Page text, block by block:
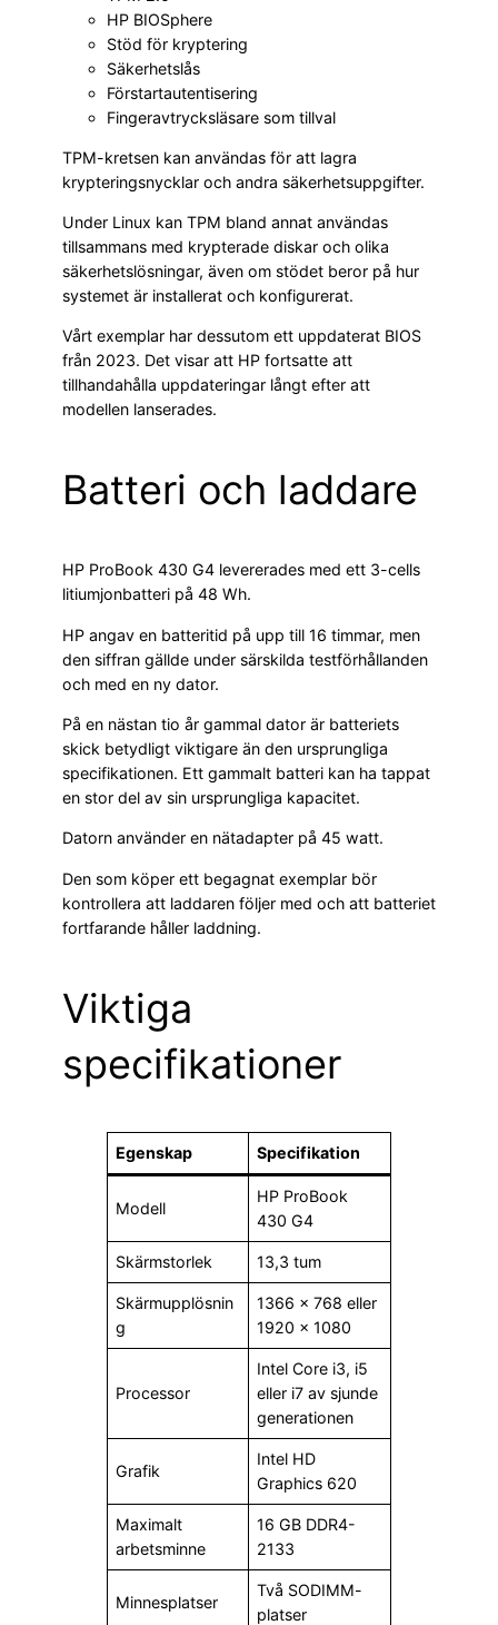
HP BIOSphere
Stöd för kryptering
Säkerhetslås
Förstartautentisering
Fingeravtrycksläsare som tillval
TPM-kretsen kan användas för att lagra
krypteringsnycklar och andra säkerhetsuppgifter.
Under Linux kan TPM bland annat användas
tillsammans med krypterade diskar och olika
säkerhetslösningar, även om stödet beror på hur
systemet är installerat och konfigurerat.
Vårt exemplar har dessutom ett uppdaterat BIOS
från 2023. Det visar att HP fortsatte att
tillhandahålla uppdateringar långt efter att
modellen lanserades.
Batteri och laddare
HP ProBook 430 G4 levererades med ett 3-cells
litiumjonbatteri på 48 Wh.
HP angav en batteritid på upp till 16 timmar, men
den siffran gällde under särskilda testförhållanden
och med en ny dator.
På en nästan tio år gammal dator är batteriets
skick betydligt viktigare än den ursprungliga
specifikationen. Ett gammalt batteri kan ha tappat
en stor del av sin ursprungliga kapacitet.
Datorn använder en nätadapter på 45 watt.
Den som köper ett begagnat exemplar bör
kontrollera att laddaren följer med och att batteriet
fortfarande håller laddning.
Viktiga
specifikationer
Egenskap Specifikation
Modell
HP ProBook
430 G4
Skärmstorlek 13,3 tum
Skärmupplösnin
g
1366 × 768 eller
1920 × 1080
Processor
Intel Core i3, i5
eller i7 av sjunde
generationen
Grafik
Intel HD
Graphics 620
Maximalt
arbetsminne
16 GB DDR4-
2133
Minnesplatser
Två SODIMM-
platser